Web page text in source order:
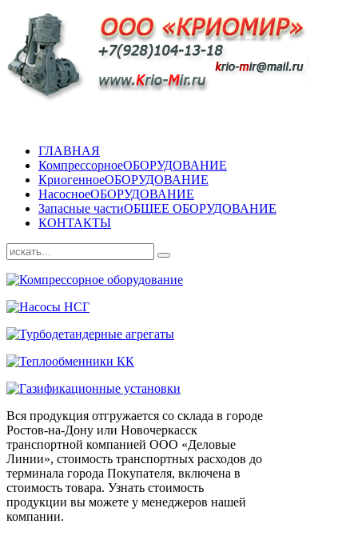
ГЛАВНАЯ
КомпрессорноеОБОРУДОВАНИЕ
КриогенноеОБОРУДОВАНИЕ
НасосноеОБОРУДОВАНИЕ
Запасные частиОБЩЕЕ ОБОРУДОВАНИЕ
КОНТАКТЫ
Вся продукция отгружается со склада в городе
Ростов-на-Дону или Новочеркасск
транспортной компанией ООО «Деловые
Линии», стоимость транспортных расходов до
терминала города Покупателя, включена в
стоимость товара. Узнать стоимость
продукции вы можете у менеджеров нашей
компании.